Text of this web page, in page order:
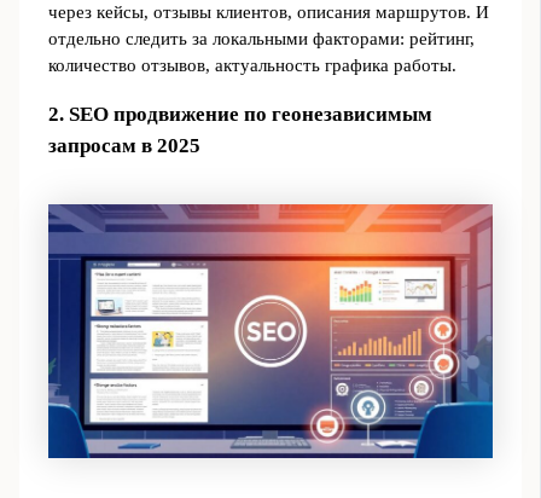
через кейсы, отзывы клиентов, описания маршрутов. И
отдельно следить за локальными факторами: рейтинг,
количество отзывов, актуальность графика работы.
2. SEO продвижение по геонезависимым
запросам в 2025